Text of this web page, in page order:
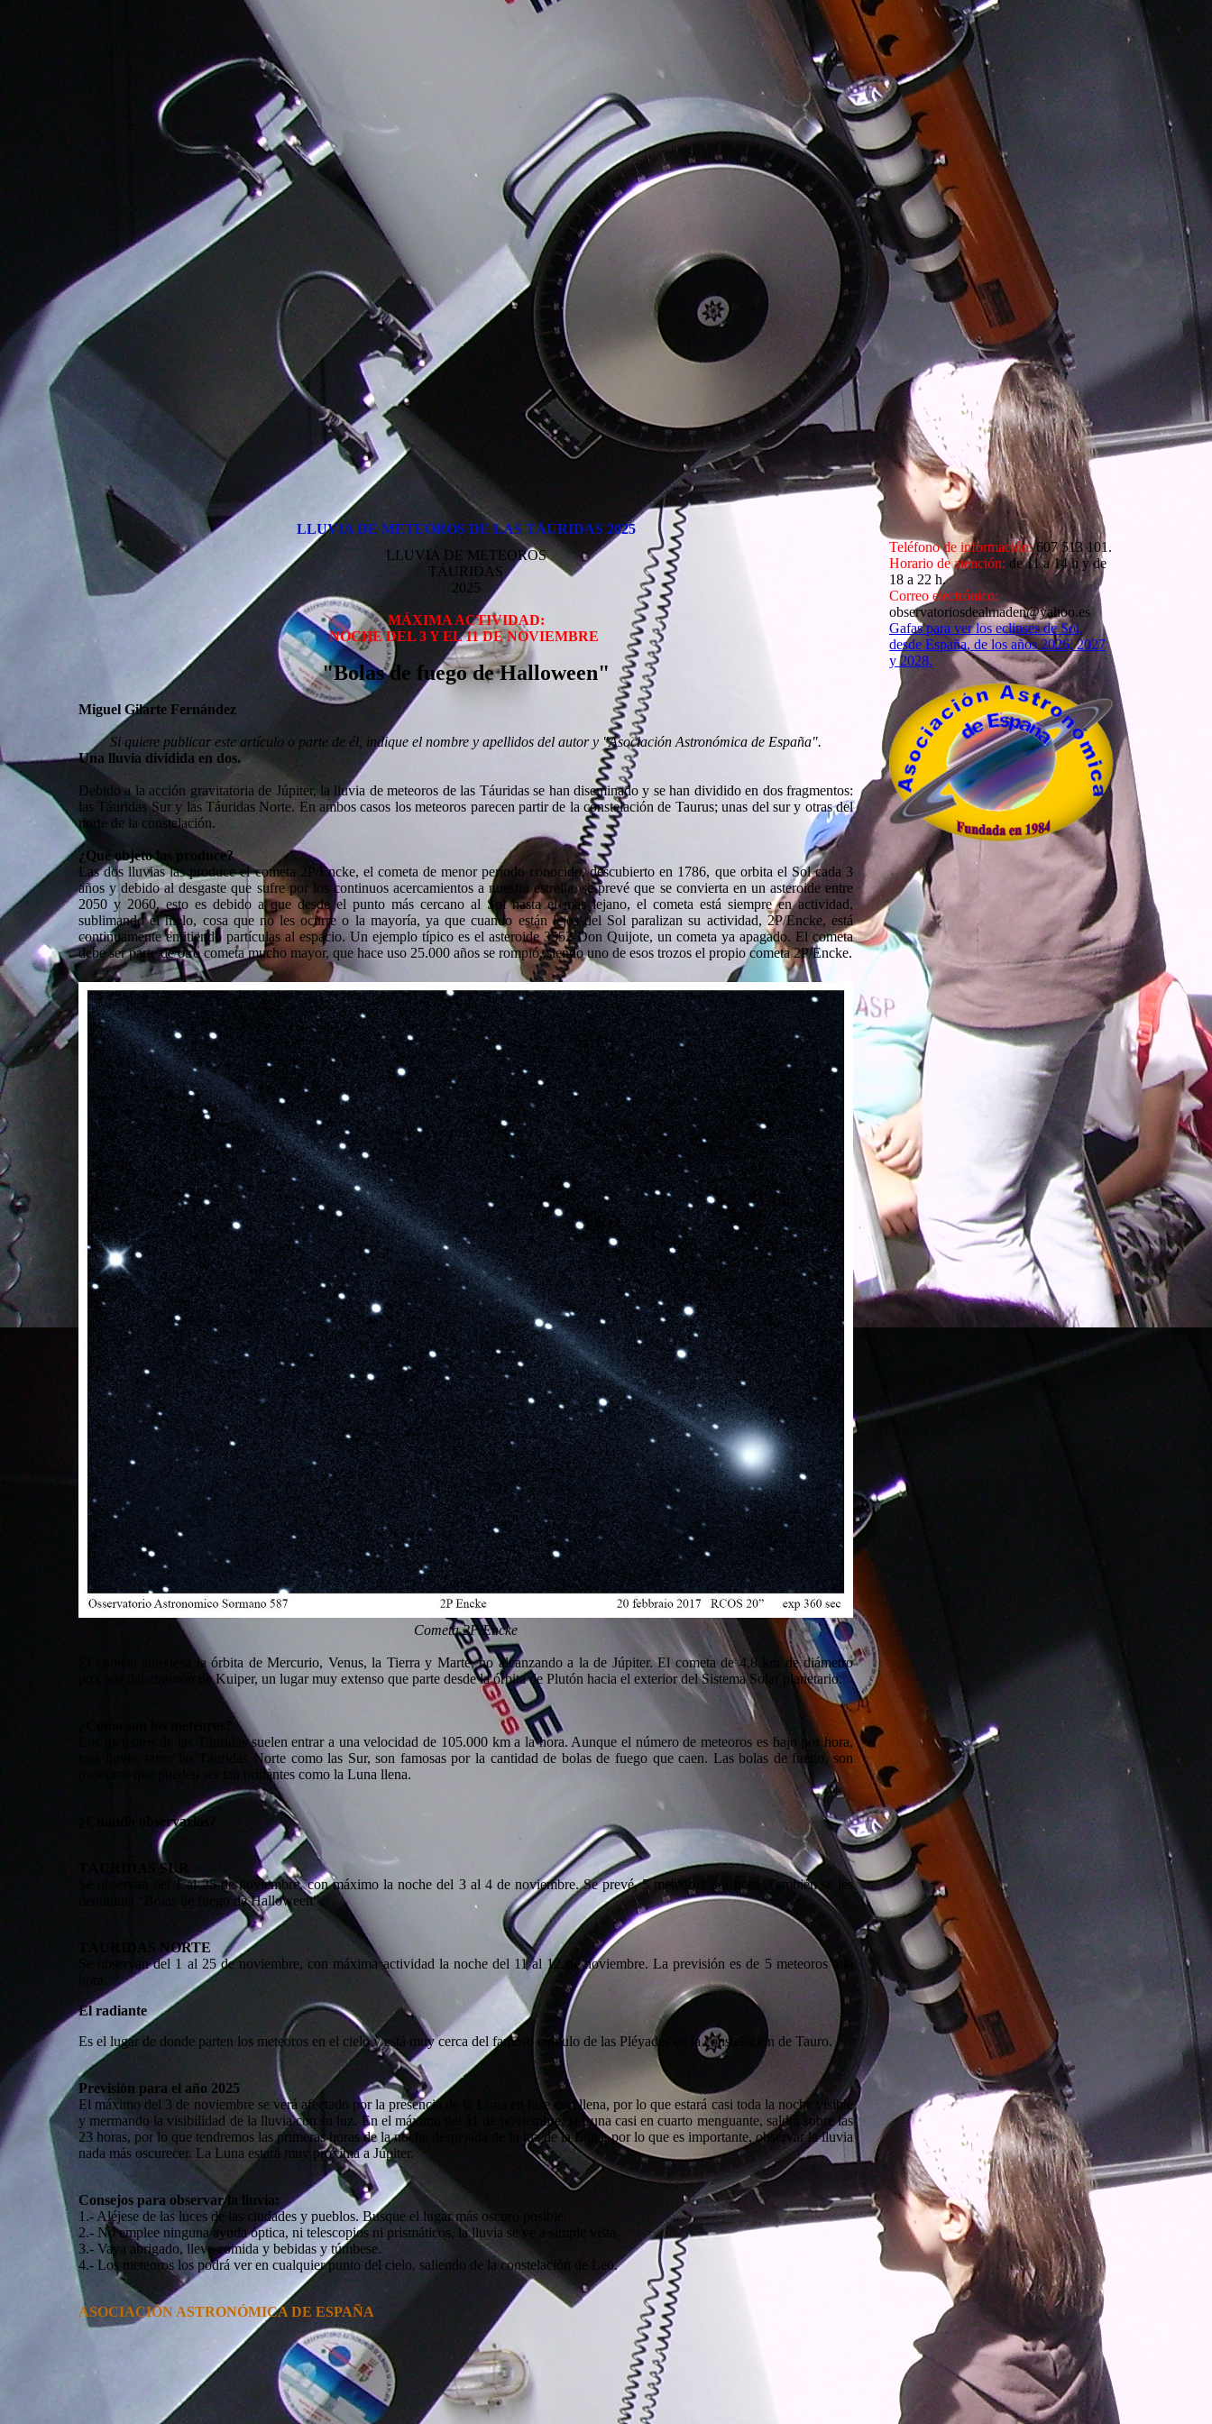
astronómica 10 de
y eclipse de Sol
Observación
astronómica 14 de
agosto Perseidas 2026
Observación
astronómica pública
12 de septiembre
2026
Delta Acuáridas Sur
2026
Perseidas 2026 y
eclipse de Sol
Kappa Acuáridas
2025
Dracónidas 2026
Oriónidas 2025
Táuridas 2025
Leónidas 2025
Alfa Monocerótidas
2025
Gemínidas 2025
Úrsidas 2025
Galaxias. Antonio
Javier Garrido García
Nebulosas brillantes.
Antonio Javier
Garrido García.
Nebulosas
planetarias. Antonio
Javier Garrido García
divulgación de la
astronomía
2028
LLUVIA DE METEOROS DE LAS TÁURIDAS 2025
LLUVIA DE METEOROS
TÁURIDAS
2025
MÁXIMA ACTIVIDAD:
NOCHE DEL 3 Y EL 11 DE NOVIEMBRE
"Bolas de fuego de Halloween"
Miguel Gilarte Fernández
Si quiere publicar este artículo o parte de él, indique el nombre y apellidos del autor y "Asociación Astronómica de España".
Una lluvia dividida en dos.
Debido a la acción gravitatoria de Júpiter, la lluvia de meteoros de las Táuridas se han diseminado y se han dividido en dos fragmentos:
las Táuridas Sur y las Táuridas Norte. En ambos casos los meteoros parecen partir de la constelación de Taurus; unas del sur y otras del
norte de la constelación.
¿Qué objeto las produce?
Las dos lluvias las produce el cometa 2P/Encke, el cometa de menor período conocido, descubierto en 1786, que orbita el Sol cada 3
años y debido al desgaste que sufre por los continuos acercamientos a nuestra estrella, se prevé que se convierta en un asteroide entre
2050 y 2060, esto es debido a que desde el punto más cercano al Sol hasta el más lejano, el cometa está siempre en actividad,
sublimando el hielo, cosa que no les ocurre o la mayoría, ya que cuando están lejos del Sol paralizan su actividad, 2P/Encke, está
continuamente emitiendo partículas al espacio. Un ejemplo típico es el asteroide 3552-Don Quijote, un cometa ya apagado. El cometa
debe ser parte de otro cometa mucho mayor, que hace uso 25.000 años se rompió, siendo uno de esos trozos el propio cometa 2P/Encke.
Cometa 2P/Encke
El cometa atraviesa la órbita de Mercurio, Venus, la Tierra y Marte, no alcanzando a la de Júpiter. El cometa de 4,8 km de diámetro
procede del cinturón de Kuiper, un lugar muy extenso que parte desde la órbita de Plutón hacia el exterior del Sistema Solar planetario.
Los meteoros de las Táuridas suelen entrar a una velocidad de 105.000 km a la hora. Aunque el número de meteoros es bajo por hora,
esta lluvia, tanto las Táuridas Norte como las Sur, son famosas por la cantidad de bolas de fuego que caen. Las bolas de fuego, son
meteoros que pueden ser tan brillantes como la Luna llena.
¿Cuándo observarlas?
TÁURIDAS SUR
Se observan del 1 al 25 de noviembre, con máximo la noche del 3 al 4 de noviembre. Se prevé, 5 meteoros por hora. También se les
denomina “Bolas de fuego de Halloween”.
TÁURIDAS NORTE
Se observan del 1 al 25 de noviembre, con máxima actividad la noche del 11 al 12 de noviembre. La previsión es de 5 meteoros a la
El radiante
Es el lugar de donde parten los meteoros en el cielo y está muy cerca del famoso cúmulo de las Pléyades en la constelación de Tauro.
Previsión para el año 2025
El máximo del 3 de noviembre se verá afectado por la presencia de la Luna en fase casi llena, por lo que estará casi toda la noche visible
y mermando la visibilidad de la lluvia con su luz. En el máximo del 11 de noviembre, la Luna casi en cuarto menguante, saldrá sobre las
23 horas, por lo que tendremos las primeras horas de la noche despejada de la luz de la Luna, por lo que es importante, observar la lluvia
nada más oscurecer. La Luna estará muy próxima a Júpiter.
Consejos para observar la lluvia:
1.- Aléjese de las luces de las ciudades y pueblos. Busque el lugar más oscuro posible.
2.- No emplee ninguna ayuda óptica, ni telescopios ni prismáticos, la lluvia se ve a simple vista.
3.- Vaya abrigado, lleve comida y bebidas y túmbese.
4.- Los meteoros los podrá ver en cualquier punto del cielo, saliendo de la constelación de Leo.
ASOCIACIÓN ASTRONÓMICA DE ESPAÑA
Teléfono de información:607 513 101.
Horario de atención: de 11 a 14 h y de
18 a 22 h.
Correo electrónico:
observatoriosdealmaden@yahoo.es
Gafas para ver los eclipses de Sol,
desde España, de los años 2026, 2027
y 2028.